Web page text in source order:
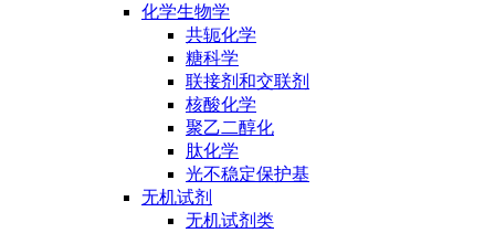
化学生物学
共轭化学
糖科学
联接剂和交联剂
核酸化学
聚乙二醇化
肽化学
光不稳定保护基
无机试剂
无机试剂类